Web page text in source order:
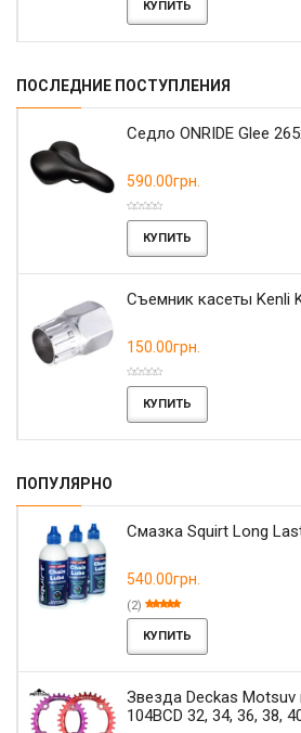
КУПИТЬ
ПОСЛЕДНИЕ ПОСТУПЛЕНИЯ
Седло ONRIDE Glee
590.00грн.
КУПИТЬ
Съемник касеты Kenli
150.00грн.
КУПИТЬ
ПОПУЛЯРНО
Смазка Squirt Long
540.00грн.
(2)
КУПИТЬ
Звезда Deckas Motsuv
104BCD 32, 34, 36, 38,